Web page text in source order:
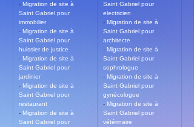
- Migration de site à
Saint Gabriel pour
immobilier
- Migration de site à
Saint Gabriel pour
huissier de justice
- Migration de site à
Saint Gabriel pour
jardinier
- Migration de site à
Saint Gabriel pour
restaurant
- Migration de site à
Saint Gabriel pour
Saint Gabriel pour
electricien
- Migration de site à
Saint Gabriel pour
architecte
- Migration de site à
Saint Gabriel pour
sophrologue
- Migration de site à
Saint Gabriel pour
gynécologue
- Migration de site à
Saint Gabriel pour
vétérinaire